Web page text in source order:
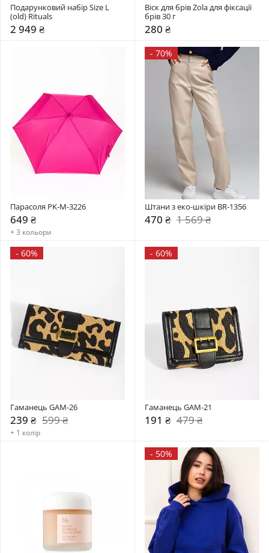
Подарунковий набір Size L
(old) Rituals
2 949 ₴
Віск для брів Zola для фіксації
брів 30 г
280 ₴
Парасоля PK-M-3226
649 ₴
+ 3 кольори
- 70%
Штани з еко-шкіри BR-1356
470 ₴ 1 569 ₴
- 60%
Гаманець GAM-26
239 ₴ 599 ₴
+ 1 колір
- 60%
Гаманець GAM-21
191 ₴ 479 ₴
- 50%